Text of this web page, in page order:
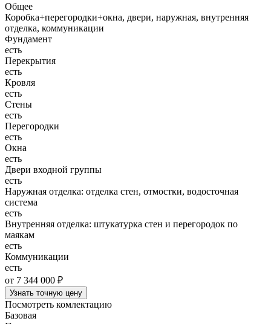
Общее
Коробка+перегородки+окна, двери, наружная, внутренняя
отделка, коммуникации
Фундамент
есть
Перекрытия
есть
Кровля
есть
Стены
есть
Перегородки
есть
Окна
есть
Двери входной группы
есть
Наружная отделка: отделка стен, отмостки, водосточная
система
есть
Внутренняя отделка: штукатурка стен и перегородок по
маякам
есть
Коммуникации
есть
от 7 344 000 ₽
Узнать точную цену
Посмотреть комлектацию
Базовая